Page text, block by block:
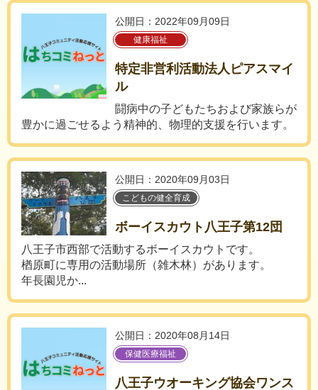
公開日：2022年09月09日
健康福祉
特定非営利活動法人ピアスマイ
ル
闘病中の子どもたちおよび家族らが
豊かに過ごせるよう精神的、物理的支援を行います。
公開日：2020年09月03日
こどもの健全育成
ボーイスカウト八王子第12団
八王子市西部で活動するボーイスカウトです。
楢原町に専用の活動場所（雑木林）があります。
年長園児か...
公開日：2020年08月14日
保健医療福祉
八王子ウオーキング協会ワンス